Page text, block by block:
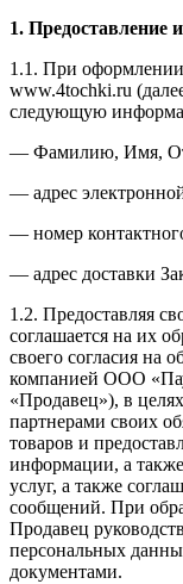
1.
1.1. При оформлении
www.4tochki.ru
следующую
— Фамилию, Имя,
— адрес
— номер
— адрес доставки
1.2. Предоставляя
соглашается на их
своего согласия на
компанией ООО
«Продавец»), в
партнерами своих
товаров и
информации, а
услуг, а также
сообщений. При
Продавец
персональных
документами.